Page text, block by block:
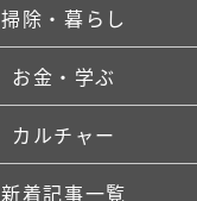
掃除・暮らし
お金・学ぶ
カルチャー
新着記事一覧